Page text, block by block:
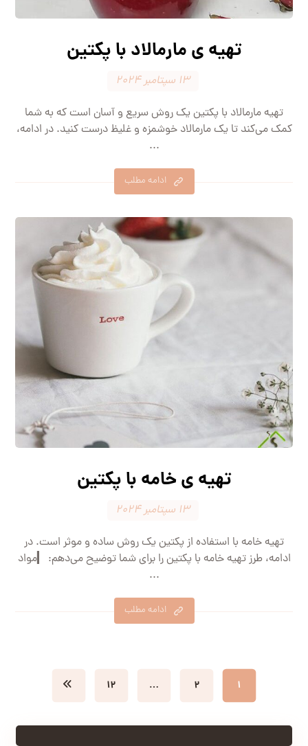
تهیه ی مارمالاد با پکتین
۱۳ سپتامبر ۲۰۲۴
تهیه مارمالاد با پکتین یک روش سریع و آسان است که به شما
کمک می‌کند تا یک مارمالاد خوشمزه و غلیظ درست کنید. در ادامه،
...
ادامه مطلب
تهیه ی خامه با پکتین
۱۳ سپتامبر ۲۰۲۴
تهیه خامه با استفاده از پکتین یک روش ساده و موثر است. در
ادامه، طرز تهیه خامه با پکتین را برای شما توضیح می‌دهم: ▎مواد
...
ادامه مطلب
۱ ۲ … ۱۲